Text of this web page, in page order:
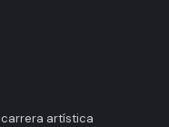
artística